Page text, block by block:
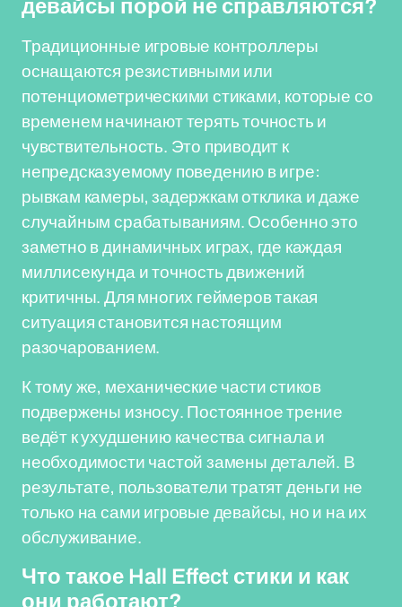
девайсы порой не справляются?
Традиционные игровые контроллеры
оснащаются резистивными или
потенциометрическими стиками, которые со
временем начинают терять точность и
чувствительность. Это приводит к
непредсказуемому поведению в игре:
рывкам камеры, задержкам отклика и даже
случайным срабатываниям. Особенно это
заметно в динамичных играх, где каждая
миллисекунда и точность движений
критичны. Для многих геймеров такая
ситуация становится настоящим
разочарованием.
К тому же, механические части стиков
подвержены износу. Постоянное трение
ведёт к ухудшению качества сигнала и
необходимости частой замены деталей. В
результате, пользователи тратят деньги не
только на сами игровые девайсы, но и на их
обслуживание.
Что такое Hall Effect стики и как
они работают?